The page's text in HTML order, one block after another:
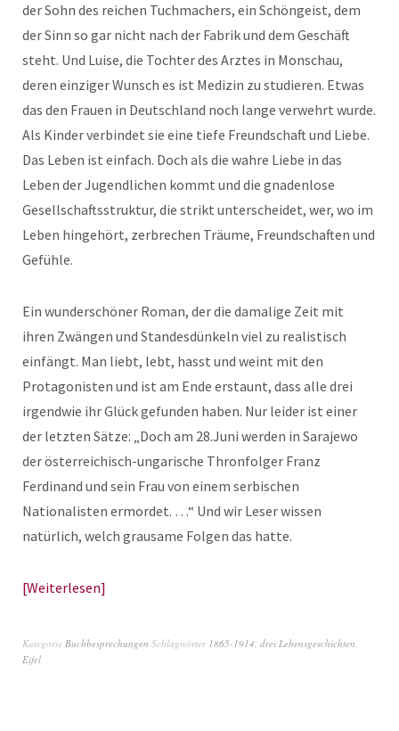
der Sohn des reichen Tuchmachers, ein Schöngeist, dem
der Sinn so gar nicht nach der Fabrik und dem Geschäft
steht. Und Luise, die Tochter des Arztes in Monschau,
deren einziger Wunsch es ist Medizin zu studieren. Etwas
das den Frauen in Deutschland noch lange verwehrt wurde.
Als Kinder verbindet sie eine tiefe Freundschaft und Liebe.
Das Leben ist einfach. Doch als die wahre Liebe in das
Leben der Jugendlichen kommt und die gnadenlose
Gesellschaftsstruktur, die strikt unterscheidet, wer, wo im
Leben hingehört, zerbrechen Träume, Freundschaften und
Gefühle.
Ein wunderschöner Roman, der die damalige Zeit mit
ihren Zwängen und Standesdünkeln viel zu realistisch
einfängt. Man liebt, lebt, hasst und weint mit den
Protagonisten und ist am Ende erstaunt, dass alle drei
irgendwie ihr Glück gefunden haben. Nur leider ist einer
der letzten Sätze: „Doch am 28.Juni werden in Sarajewo
der österreichisch-ungarische Thronfolger Franz
Ferdinand und sein Frau von einem serbischen
Nationalisten ermordet. …“ Und wir Leser wissen
natürlich, welch grausame Folgen das hatte.
Weiterlesen
Kategorie Buchbesprechungen Schlagwörter 1865-1914, drei Lebensgeschichten,
Eifel